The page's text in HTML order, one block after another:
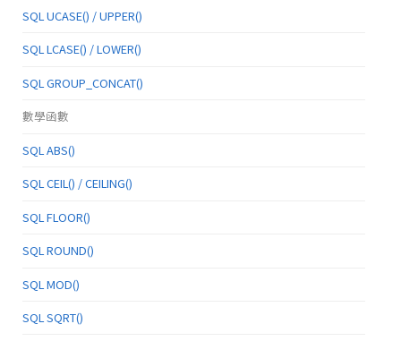
SQL UCASE() / UPPER()
SQL LCASE() / LOWER()
SQL GROUP_CONCAT()
數學函數
SQL ABS()
SQL CEIL() / CEILING()
SQL FLOOR()
SQL ROUND()
SQL MOD()
SQL SQRT()